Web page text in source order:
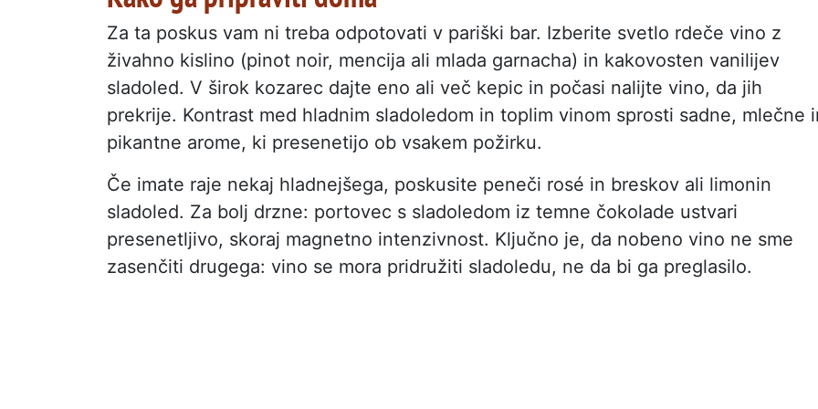
Za ta poskus vam ni treba odpotovati v pariški bar. Izberite svetlo rdeče vino z
živahno kislino (pinot noir, mencija ali mlada garnacha) in kakovosten vanilijev
sladoled. V širok kozarec dajte eno ali več kepic in počasi nalijte vino, da jih
prekrije. Kontrast med hladnim sladoledom in toplim vinom sprosti sadne, mlečne
pikantne arome, ki presenetijo ob vsakem požirku.
Če imate raje nekaj hladnejšega, poskusite peneči rosé in breskov ali limonin
sladoled. Za bolj drzne: portovec s sladoledom iz temne čokolade ustvari
presenetljivo, skoraj magnetno intenzivnost. Ključno je, da nobeno vino ne sme
zasenčiti drugega: vino se mora pridružiti sladoledu, ne da bi ga preglasilo.